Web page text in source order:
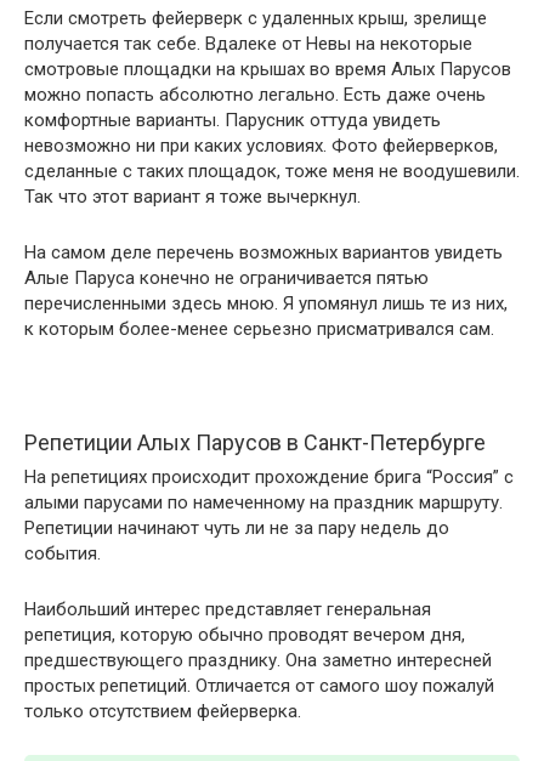
Если смотреть фейерверк с удаленных крыш, зрелище
получается так себе. Вдалеке от Невы на некоторые
смотровые площадки на крышах во время Алых Парусов
можно попасть абсолютно легально. Есть даже очень
комфортные варианты. Парусник оттуда увидеть
невозможно ни при каких условиях. Фото фейерверков,
сделанные с таких площадок, тоже меня не воодушевили.
Так что этот вариант я тоже вычеркнул.
На самом деле перечень возможных вариантов увидеть
Алые Паруса конечно не ограничивается пятью
перечисленными здесь мною. Я упомянул лишь те из них,
к которым более-менее серьезно присматривался сам.
Репетиции Алых Парусов в Санкт-Петербурге
На репетициях происходит прохождение брига “Россия” с
алыми парусами по намеченному на праздник маршруту.
Репетиции начинают чуть ли не за пару недель до
события.
Наибольший интерес представляет генеральная
репетиция, которую обычно проводят вечером дня,
предшествующего празднику. Она заметно интересней
простых репетиций. Отличается от самого шоу пожалуй
только отсутствием фейерверка.